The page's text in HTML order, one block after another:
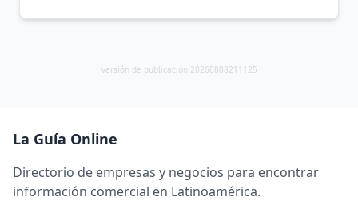
versión de publicación 20260808211125
La Guía Online
Directorio de empresas y negocios para encontrar
información comercial en Latinoamérica.